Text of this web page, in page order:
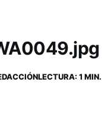
LECTURA: 1 MIN.